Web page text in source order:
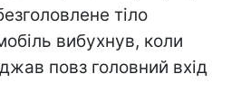
тіло
вибухнув, коли
повз головний вхід